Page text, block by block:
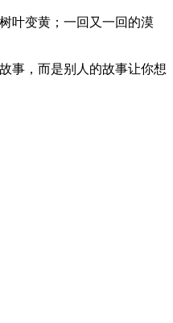
叶变黄；一回又一回的漠
事，而是别人的故事让你想